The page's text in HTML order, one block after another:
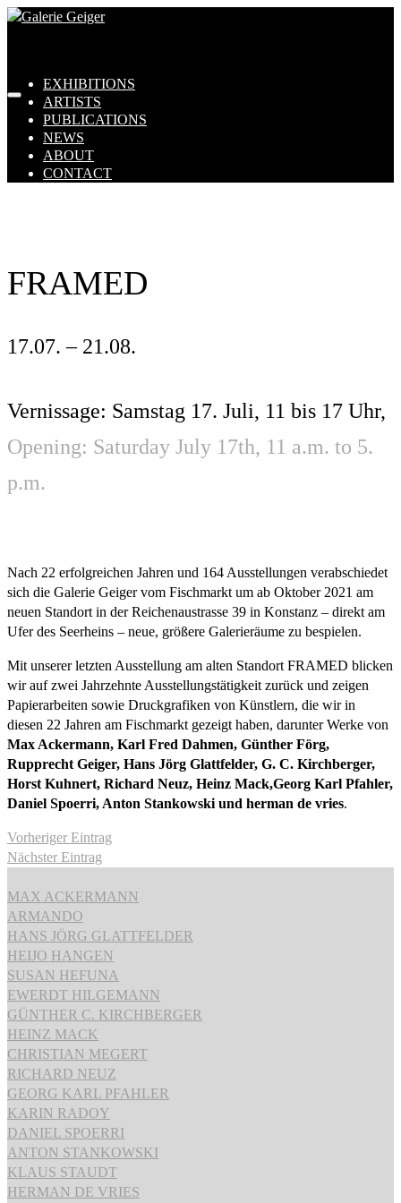
EXHIBITIONS
ARTISTS
PUBLICATIONS
NEWS
ABOUT
CONTACT
FRAMED
17.07. – 21.08.
Vernissage: Samstag 17. Juli, 11 bis 17 Uhr,
Opening: Saturday July 17th, 11 a.m. to 5.
p.m.
Nach 22 erfolgreichen Jahren und 164 Ausstellungen verabschiedet
sich die Galerie Geiger vom Fischmarkt um ab Oktober 2021 am
neuen Standort in der Reichenaustrasse 39 in Konstanz – direkt am
Ufer des Seerheins – neue, größere Galerieräume zu bespielen.
Mit unserer letzten Ausstellung am alten Standort FRAMED blicken
wir auf zwei Jahrzehnte Ausstellungstätigkeit zurück und zeigen
Papierarbeiten sowie Druckgrafiken von Künstlern, die wir in
diesen 22 Jahren am Fischmarkt gezeigt haben, darunter Werke von
Max Ackermann, Karl Fred Dahmen, Günther Förg,
Rupprecht Geiger, Hans Jörg Glattfelder, G. C. Kirchberger,
Horst Kuhnert, Richard Neuz, Heinz Mack,Georg Karl Pfahler,
Daniel Spoerri, Anton Stankowski und herman de vries.
Vorheriger Eintrag
Nächster Eintrag
MAX ACKERMANN
ARMANDO
HANS JÖRG GLATTFELDER
HEIJO HANGEN
SUSAN HEFUNA
EWERDT HILGEMANN
GÜNTHER C. KIRCHBERGER
HEINZ MACK
CHRISTIAN MEGERT
RICHARD NEUZ
GEORG KARL PFAHLER
KARIN RADOY
DANIEL SPOERRI
ANTON STANKOWSKI
KLAUS STAUDT
HERMAN DE VRIES